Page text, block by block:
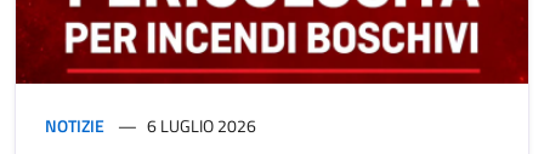
NOTIZIE 6 LUGLIO 2026